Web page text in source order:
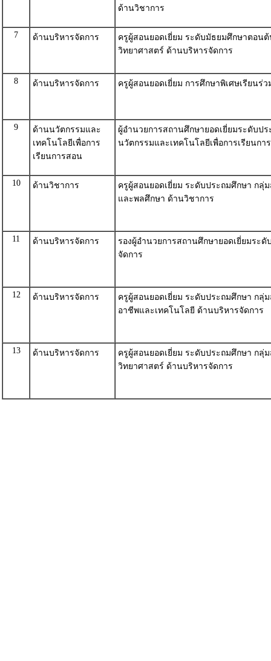
ด้านวิชาการ
7 ด้านบริหารจัดการ
ครูผู้สอนยอดเยี่ยม ระดับมัธยมศึกษาตอน
วิทยาศาสตร์ ด้านบริหารจัดการ
8 ด้านบริหารจัดการ ครูผู้สอนยอดเยี่ยม การศึกษาพิเศษเรียนร่
9
ด้านนวัตกรรมและ
เทคโนโลยีเพื่อการ
เรียนการสอน
ผู้อำนวยการสถานศึกษายอดเยี่ยมระดับป
นวัตกรรมและเทคโนโลยีเพื่อการเรียนกา
10 ด้านวิชาการ
ครูผู้สอนยอดเยี่ยม ระดับประถมศึกษา กลุ่
และพลศึกษา ด้านวิชาการ
11 ด้านบริหารจัดการ
รองผู้อำนวยการสถานศึกษายอดเยี่ยมระ
จัดการ
12 ด้านบริหารจัดการ
ครูผู้สอนยอดเยี่ยม ระดับประถมศึกษา กลุ่
อาชีพและเทคโนโลยี ด้านบริหารจัดการ
13 ด้านบริหารจัดการ
ครูผู้สอนยอดเยี่ยม ระดับประถมศึกษา กลุ่ม
วิทยาศาสตร์ ด้านบริหารจัดการ